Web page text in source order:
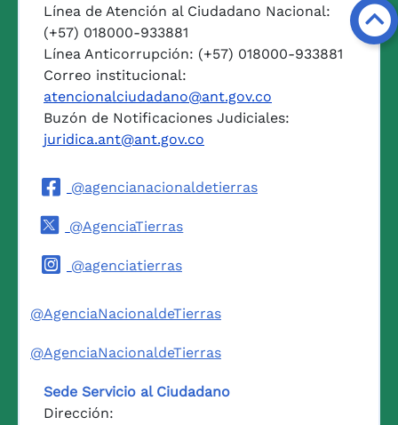
Línea de Atención al Ciudadano Nacional:
(+57) 018000-933881
Línea Anticorrupción: (+57) 018000-933881
Correo institucional:
atencionalciudadano@ant.gov.co
Buzón de Notificaciones Judiciales:
juridica.ant@ant.gov.co
@agencianacionaldetierras
@AgenciaTierras
@agenciatierras
@AgenciaNacionaldeTierras
@AgenciaNacionaldeTierras
Sede Servicio al Ciudadano
Dirección: